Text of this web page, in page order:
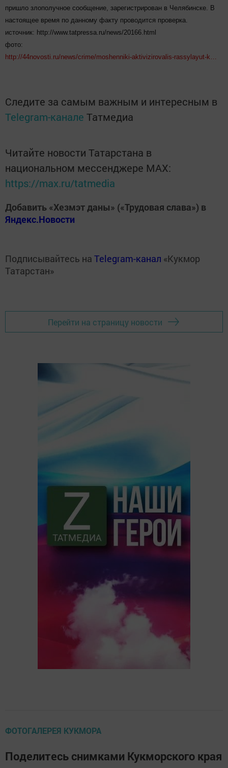
пришло злополучное сообщение, зарегистрирован в Челябинске. В
настоящее время по данному факту проводится проверка.
источник: http://www.tatpressa.ru/news/20166.html
фото:
http://44novosti.ru/news/crime/moshenniki-aktivizirovalis-rassylayut-k…
Следите за самым важным и интересным в
Telegram-канале Татмедиа
Читайте новости Татарстана в
национальном мессенджере MАХ:
https://max.ru/tatmedia
Добавить «Хезмэт даны» («Трудовая слава») в
Яндекс.Новости
Подписывайтесь на Telegram-канал «Кукмор
Татарстан»
Перейти на страницу новости
ФОТОГАЛЕРЕЯ КУКМОРА
Поделитесь снимками Кукморского края